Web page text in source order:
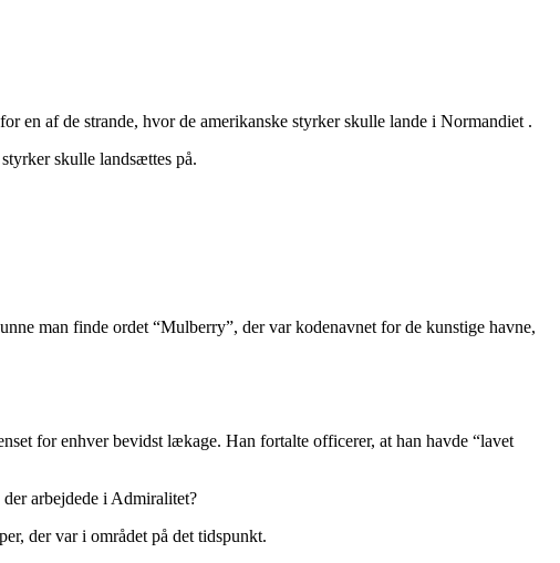
en af de strande, hvor de amerikanske styrker skulle lande i Normandiet .
skulle landsættes på.
man finde ordet “Mulberry”, der var kodenavnet for de kunstige havne,
for enhver bevidst lækage. Han fortalte officerer, at han havde “lavet
arbejdede i Admiralitet?
der var i området på det tidspunkt.